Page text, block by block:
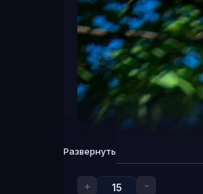
Развернуть
+ 15 -